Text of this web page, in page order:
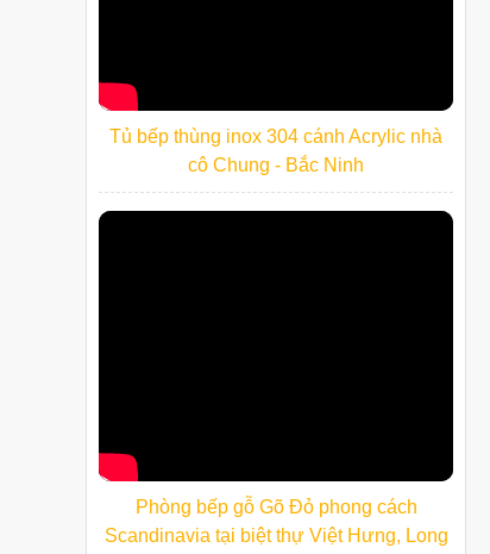
Tủ bếp thùng inox 304 cánh Acrylic nhà
cô Chung - Bắc Ninh
Phòng bếp gỗ Gõ Đỏ phong cách
Scandinavia tại biệt thự Việt Hưng, Long